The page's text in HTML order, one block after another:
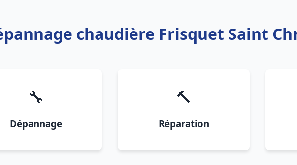
chaudière Frisquet Saint
🔧
Dépannage
🔨
Réparation